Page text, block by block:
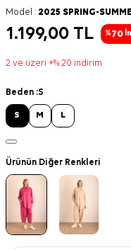
Model : 2025 SPRING-
1.199,00 TL %70
2 ve üzeri +% 20 indirim
Beden :S
S M L
Ürünün Diğer Renkleri